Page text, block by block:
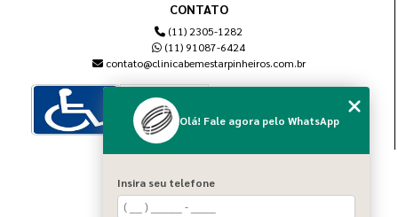
CONTATO
(11) 2305-1282
(11) 91087-6424
contato@clinicabemestarpinheiros.com.br
Home
Sobre nós
Olá! Fale agora pelo WhatsApp
Insira seu telefone